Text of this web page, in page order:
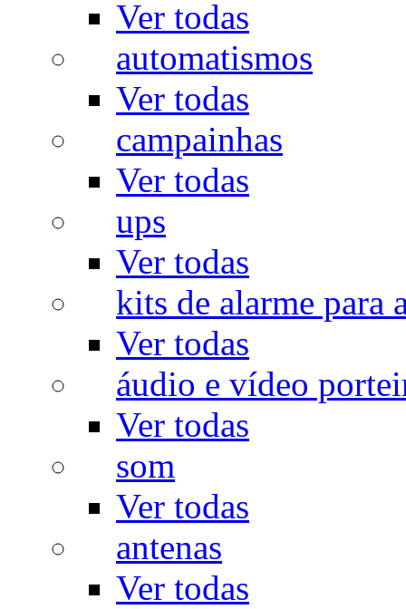
Ver todas
automatismos
Ver todas
campainhas
Ver todas
ups
Ver todas
kits de alarme para
Ver todas
áudio e vídeo
Ver todas
som
Ver todas
antenas
Ver todas